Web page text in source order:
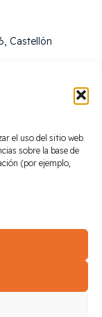
el uso del sitio web
sobre la base de
(por ejemplo,
Castellón